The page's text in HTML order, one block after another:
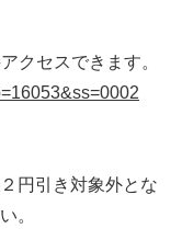
クセスできます。
円引き対象外とな
。